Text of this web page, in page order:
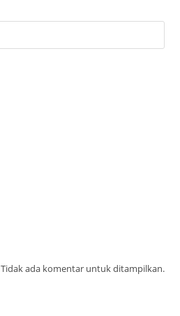
Tidak ada komentar untuk ditampilkan.